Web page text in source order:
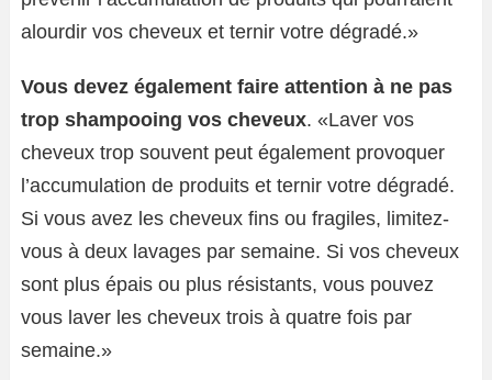
alourdir vos cheveux et ternir votre dégradé.»
Vous devez également faire attention à ne pas
trop shampooing vos cheveux. «Laver vos
cheveux trop souvent peut également provoquer
l’accumulation de produits et ternir votre dégradé.
Si vous avez les cheveux fins ou fragiles, limitez-
vous à deux lavages par semaine. Si vos cheveux
sont plus épais ou plus résistants, vous pouvez
vous laver les cheveux trois à quatre fois par
semaine.»